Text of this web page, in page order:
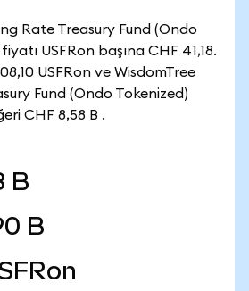
Rate Treasury Fund (Ondo
USFRon başına CHF 41,18.
USFRon ve WisdomTree
Fund (Ondo Tokenized)
CHF 8,58 B .
B
B